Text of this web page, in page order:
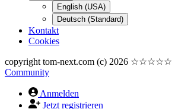
English (USA)
Deutsch (Standard)
Kontakt
Cookies
copyright tom-next.com (c) 2026 ☆☆☆☆☆
Community
Anmelden
Jetzt registrieren